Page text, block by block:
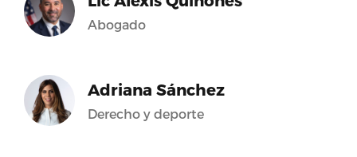
Abogado
Adriana Sánchez
Derecho y deporte